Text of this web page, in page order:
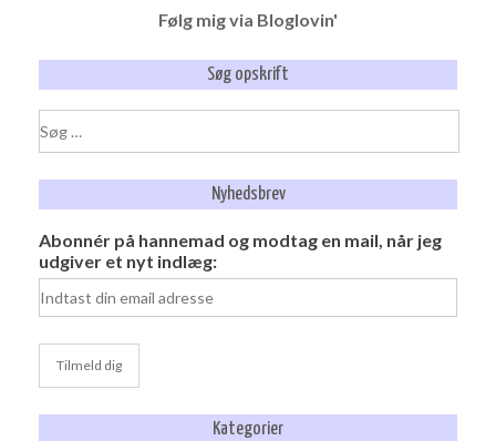
Følg mig via Bloglovin'
Søg opskrift
Søg
efter:
Nyhedsbrev
Abonnér på hannemad og modtag en mail, når jeg
udgiver et nyt indlæg:
Kategorier